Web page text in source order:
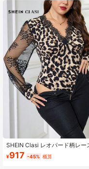
SHEIN Clasi レオパード柄レー
ック長袖ボディスーツ、デイリ
ェアや様々なシーンに適してい
¥917 -45% 概算